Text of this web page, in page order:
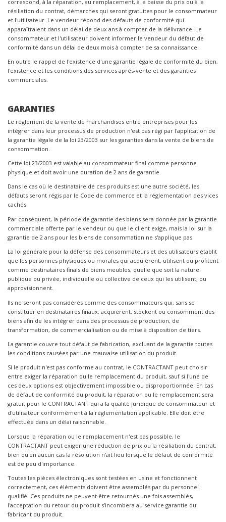
correspond, à la réparation, au remplacement, à la baisse du prix ou à la
résiliation du contrat, démarches qui seront gratuites pour le consommateur
et l'utilisateur. Le vendeur répond des défauts de conformité qui
apparaîtraient dans un délai de deux ans à compter de la délivrance. Le
consommateur et l'utilisateur doivent informer le vendeur du défaut de
conformité dans un délai de deux mois à compter de sa connaissance.
En outre le rappel de l'existence d'une garantie légale de conformité du bien,
l'existence et les conditions des services après-vente et des garanties
commerciales.
GARANTIES
Le règlement de la vente de marchandises entre entreprises pour les
intégrer dans leur processus de production n'est pas régi par l'application de
la garantie légale de la loi 23/2003 sur les garanties dans la vente de biens de
consommation.
Cette loi 23/2003 est valable au consommateur final comme personne
physique et doit avoir une duration de 2 ans de garantie.
Dans le cas où le destinataire de ces produits est une autre société, les
défauts seront régis par le Code de commerce et la réglementation des vices
cachés.
Par conséquent, la période de garantie des biens sera donnée par la garantie
commerciale offerte par le vendeur ou que le client exige, mais la loi sur la
garantie de 2 ans pour les biens de consommation ne s'applique pas.
La loi générale pour la défense des consommateurs et des utilisateurs établit
que les personnes physiques ou morales qui acquièrent, utilisent ou profitent
comme destinataires finals de biens meubles, quelle que soit la nature
publique ou privée, individuelle ou collective de ceux qui les utilisent, ou
approvisionnent.
Ils ne seront pas considérés comme des consommateurs qui, sans se
constituer en destinataires finaux, acquièrent, stockent ou consomment des
biens afin de les intégrer dans des processus de production, de
transformation, de commercialisation ou de mise à disposition de tiers.
La garantie couvre tout défaut de fabrication, excluant de la garantie toutes
les conditions causées par une mauvaise utilisation du produit.
Si le produit n'est pas conforme au contrat, le CONTRACTANT peut choisir
entre exiger la réparation ou le remplacement du produit, sauf si l'une de
ces deux options est objectivement impossible ou disproportionnée. En cas
de défaut de conformité du produit, la réparation ou le remplacement sera
gratuit pour le CONTRACTANT qui a la qualité juridique de consommateur et
d'utilisateur conformément à la réglementation applicable. Elle doit être
effectuée dans un délai raisonnable.
Lorsque la réparation ou le remplacement n'est pas possible, le
CONTRACTANT peut exiger une réduction de prix ou la résiliation du contrat,
bien qu'en aucun cas la résolution n'ait lieu lorsque le défaut de conformité
est de peu d'importance.
Toutes les pièces électroniques sont testées en usine et fonctionnent
correctement, ces éléments doivent être assemblés par du personnel
qualifié. Ces produits ne peuvent être retournés une fois assemblés,
l'acceptation du retour du produit s’incombera au service garantie du
fabricant du produit.